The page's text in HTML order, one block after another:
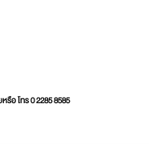
มเสียหายที่เกิดขึ้นกับฝ่ายคู่
ต / ค่ารักษาพยาบาล และ
วามเสียหายที่เกิดขึ้นกับ
าน
ร้องค่าสินไหมทดแทน
การ
ลเหล่านี้ได้จากสื่อต่างๆ รวมถึง
ประกันภัยที่เลือกไว้มีความมั่นคง
อ โทร 0 2285 8585